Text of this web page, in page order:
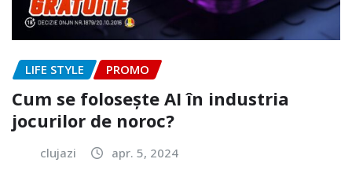
LIFE STYLE PROMO
Cum se folosește AI în industria
jocurilor de noroc?
clujazi apr. 5, 2024